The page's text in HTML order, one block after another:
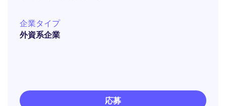
企業タイプ
外資系企業
応募